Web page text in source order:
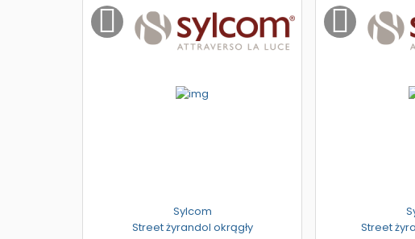
Sylcom
Street żyrandol okrągły
Street